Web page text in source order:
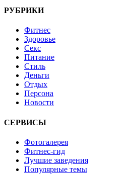
РУБРИКИ
Фитнес
Здоровье
Секс
Питание
Стиль
Деньги
Отдых
Персона
Новости
СЕРВИСЫ
Фотогалерея
Фитнес-гид
Лучшие заведения
Популярные темы